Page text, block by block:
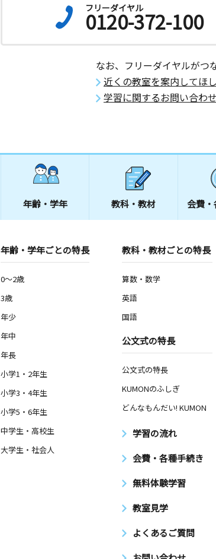
火 水 木 金 土
0歳～中学生
大阪府泉大津市助松１－１－２３清音ビル３０５
フリーダイヤル
0120-372-100
なお、フリーダイヤルがつ
近くの教室を案内してほ
学習に関するお問い合わせ
年齢・学年 教科・教材 会費・
年齢・学年ごとの特長
0～2歳
3歳
年少
年中
年長
小学1・2年生
小学3・4年生
小学5・6年生
中学生・高校生
大学生・社会人
教科・教材ごとの特長
算数・数学
英語
国語
公文式の特長
公文式の特長
KUMONのふしぎ
どんなもんだい! KUMON
学習の流れ
会費・各種手続き
無料体験学習
教室見学
よくあるご質問